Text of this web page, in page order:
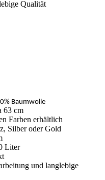
Qualität
Baumwolle
63 cm
Farben erhältlich
Silber oder Gold
Liter
und langlebige